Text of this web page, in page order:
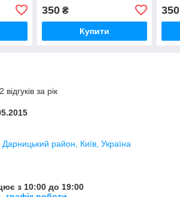
350₴
Купити
350
за рік
район, Київ, Україна
з 10:00 до 19:00